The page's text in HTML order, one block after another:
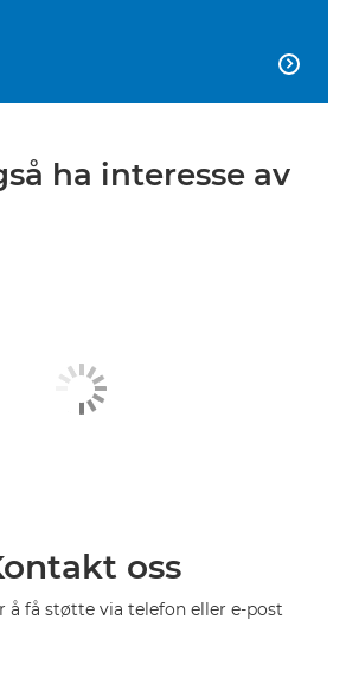

ha interesse av
oss
å få støtte via telefon eller e-post